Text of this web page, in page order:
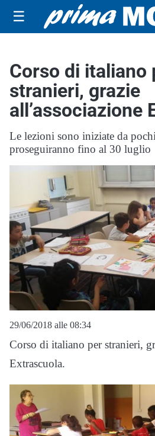
☰
Corso di italiano
stranieri, grazie
all’associazione
Le lezioni sono iniziate da
proseguiranno fino al 30 luglio
29/06/2018 alle 08:34
Corso di italiano per stranieri,
Extrascuola.